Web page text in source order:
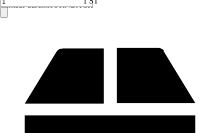
Verkauf durch:HORNBACH